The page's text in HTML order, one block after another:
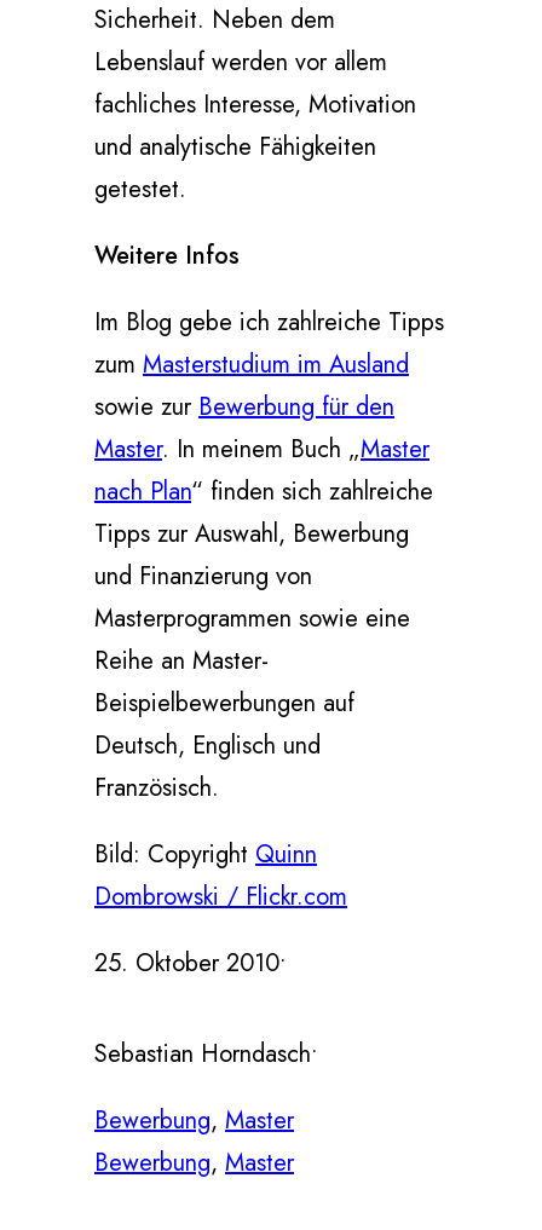
Sicherheit. Neben dem
Lebenslauf werden vor allem
fachliches Interesse, Motivation
und analytische Fähigkeiten
getestet.
Weitere Infos
Im Blog gebe ich zahlreiche Tipps
zum Masterstudium im Ausland
sowie zurBewerbung für den
Master. In meinem Buch „Master
nach Plan“ finden sich zahlreiche
Tipps zur Auswahl, Bewerbung
und Finanzierung von
Masterprogrammen sowie eine
Reihe an Master-
Beispielbewerbungen auf
Deutsch, Englisch und
Französisch.
Bild: Copyright Quinn
Dombrowski / Flickr.com
25. Oktober 2010•
Sebastian Horndasch•
Bewerbung, Master
Bewerbung, Master